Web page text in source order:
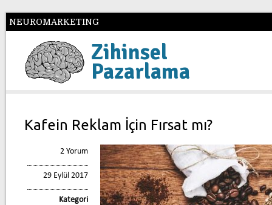
NEUROMARKETING
Zihinsel
Pazarlama
Kafein Reklam İçin Fırsat mı?
2 Yorum
29 Eylül 2017
Kategori